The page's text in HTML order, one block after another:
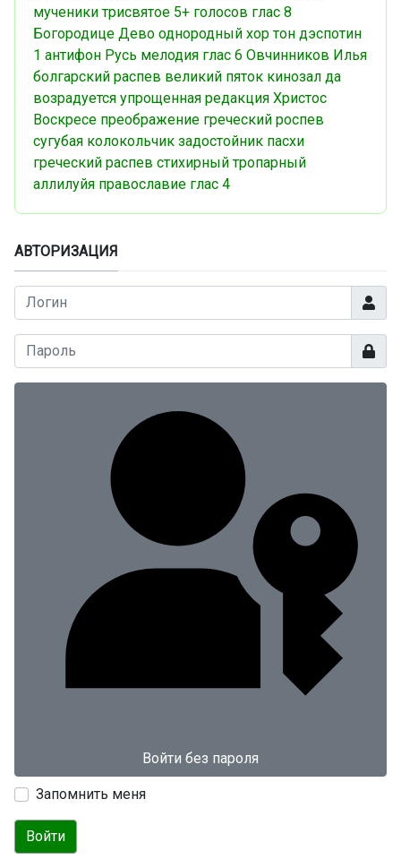
мученики трисвятое 5+ голосов глас 8
Богородице Дево однородный хор тон дэспотин
1 антифон Русь мелодия глас 6 Овчинников Илья
болгарский распев великий пяток кинозал да
возрадуется упрощенная редакция Христос
Воскресе преображение греческий роспев
сугубая колокольчик задостойник пасхи
греческий распев стихирный тропарный
аллилуйя православие глас 4
АВТОРИЗАЦИЯ
Логин
Войти без пароля
Запомнить меня
Войти